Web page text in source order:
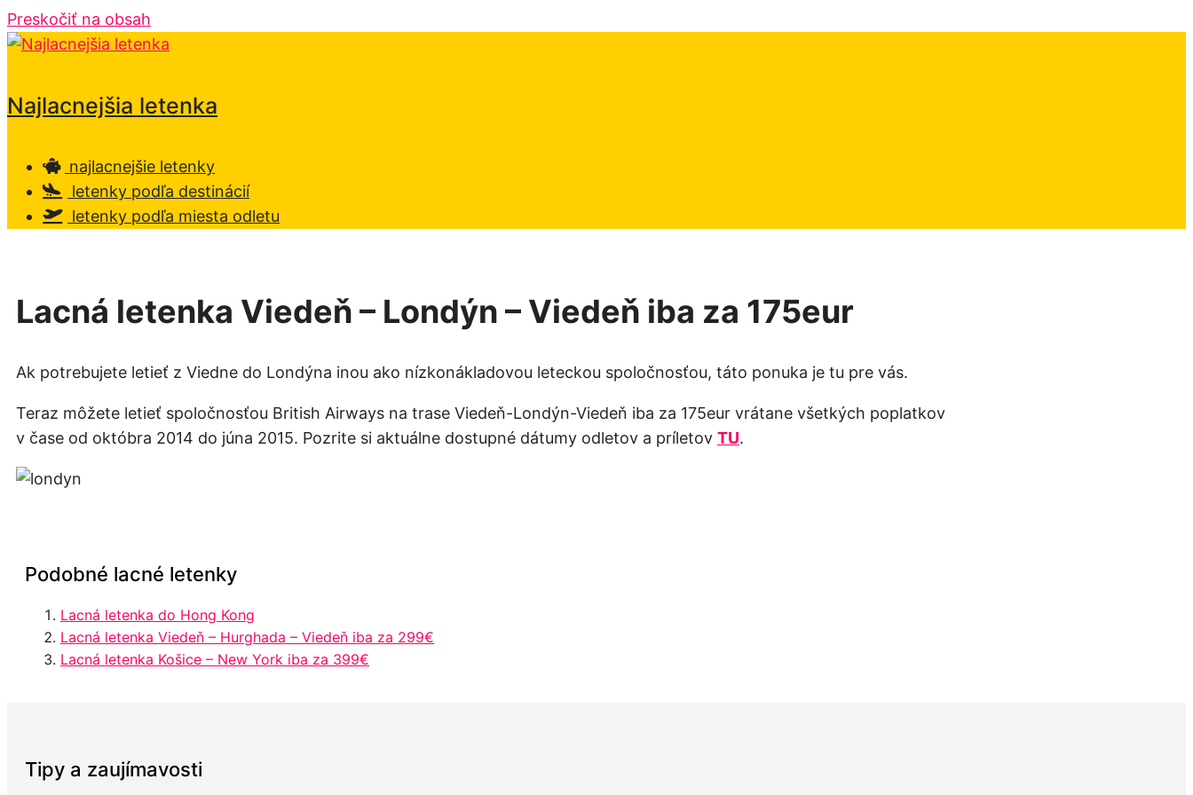
Preskočiť na obsah
Najlacnejšia letenka
najlacnejšie letenky
letenky podľa destinácií
letenky podľa miesta odletu
Lacná letenka Viedeň – Londýn – Viedeň iba za 175eur
Ak potrebujete letieť z Viedne do Londýna inou ako nízkonákladovou leteckou spoločnosťou, táto ponuka je tu pre vás.
Teraz môžete letieť spoločnosťou British Airways na trase Viedeň-Londýn-Viedeň iba za 175eur vrátane všetkých poplatkov
v čase od októbra 2014 do júna 2015. Pozrite si aktuálne dostupné dátumy odletov a príletov TU.
Podobné lacné letenky
Lacná letenka do Hong Kong
Lacná letenka Viedeň – Hurghada – Viedeň iba za 299€
Lacná letenka Košice – New York iba za 399€
Tipy a zaujímavosti